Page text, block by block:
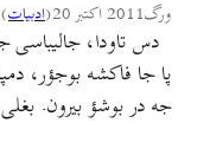
ورگ2011 اکتبر 20 (ادبيات)
دس تاودا،
پا جا فاکشه بوجؤر،
جه در بوشؤ بیرون.